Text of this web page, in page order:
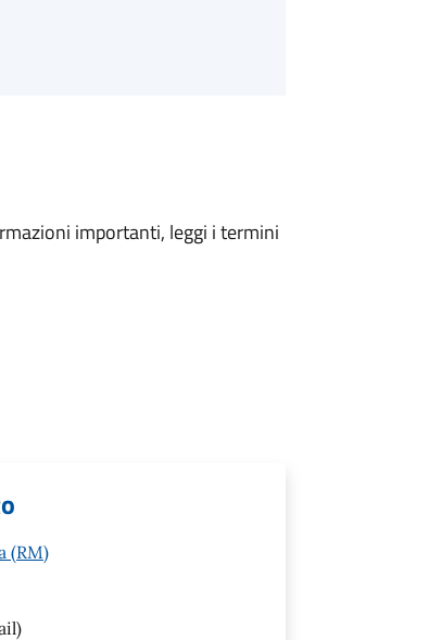
importanti, leggi i termini
(RM)